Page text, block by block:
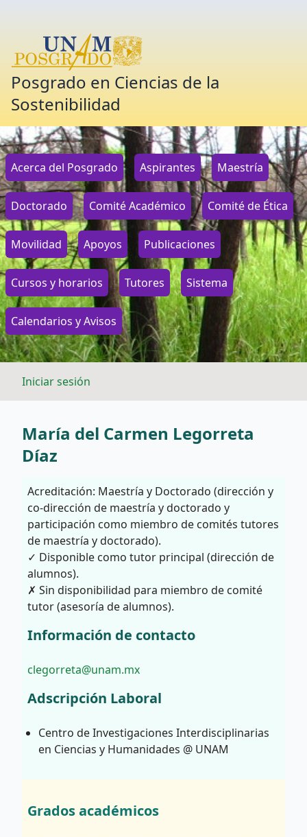
Posgrado en Ciencias de la
Sostenibilidad
Acerca del Posgrado Aspirantes Maestría
Doctorado Comité Académico Comité de Ética
Movilidad Apoyos Publicaciones
Cursos y horarios Tutores Sistema
Calendarios y Avisos
Iniciar sesión
María del Carmen Legorreta
Díaz
Acreditación: Maestría y Doctorado (dirección y
co-dirección de maestría y doctorado y
participación como miembro de comités tutores
de maestría y doctorado).
✓ Disponible como tutor principal (dirección de
alumnos).
✗ Sin disponibilidad para miembro de comité
tutor (asesoría de alumnos).
Información de contacto
clegorreta@unam.mx
Adscripción Laboral
Centro de Investigaciones Interdisciplinarias
en Ciencias y Humanidades @ UNAM
Grados académicos